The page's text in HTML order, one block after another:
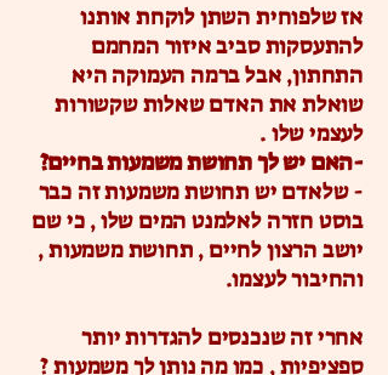
אז שלפוחית השתן לוקחת אותנו
להתעסקות סביב איזור המחמם
התחתון, אבל ברמה העמוקה היא
שואלת את האדם שאלות שקשורות
לעצמי שלו .
-האם יש לך תחושת משמעות בחיים?
- שלאדם יש תחושת משמעות זה כבר
בוסט חזרה לאלמנט המים שלו , כי שם
יושב הרצון לחיים , תחושת משמעות ,
והחיבור לעצמו.
אחרי זה שנכנסים להגדרות יותר
ספציפיות , כמו מה נותן לך משמעות ?